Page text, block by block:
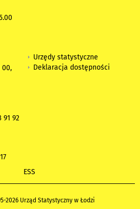
00,
91 92
Urzędy statystyczne
Deklaracja dostępności
ESS
2026 Urząd Statystyczny w Łodzi